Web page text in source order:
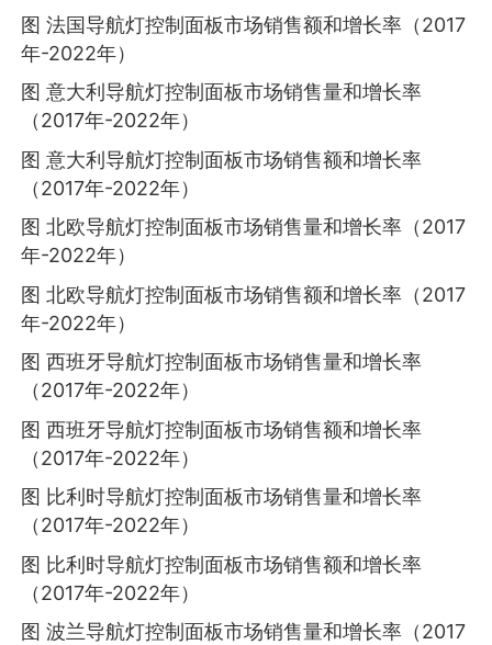
图 法国导航灯控制面板市场销售额和增长率（2017
年-2022年）
图 意大利导航灯控制面板市场销售量和增长率
（2017年-2022年）
图 意大利导航灯控制面板市场销售额和增长率
（2017年-2022年）
图 北欧导航灯控制面板市场销售量和增长率（2017
年-2022年）
图 北欧导航灯控制面板市场销售额和增长率（2017
年-2022年）
图 西班牙导航灯控制面板市场销售量和增长率
（2017年-2022年）
图 西班牙导航灯控制面板市场销售额和增长率
（2017年-2022年）
图 比利时导航灯控制面板市场销售量和增长率
（2017年-2022年）
图 比利时导航灯控制面板市场销售额和增长率
（2017年-2022年）
图 波兰导航灯控制面板市场销售量和增长率（2017